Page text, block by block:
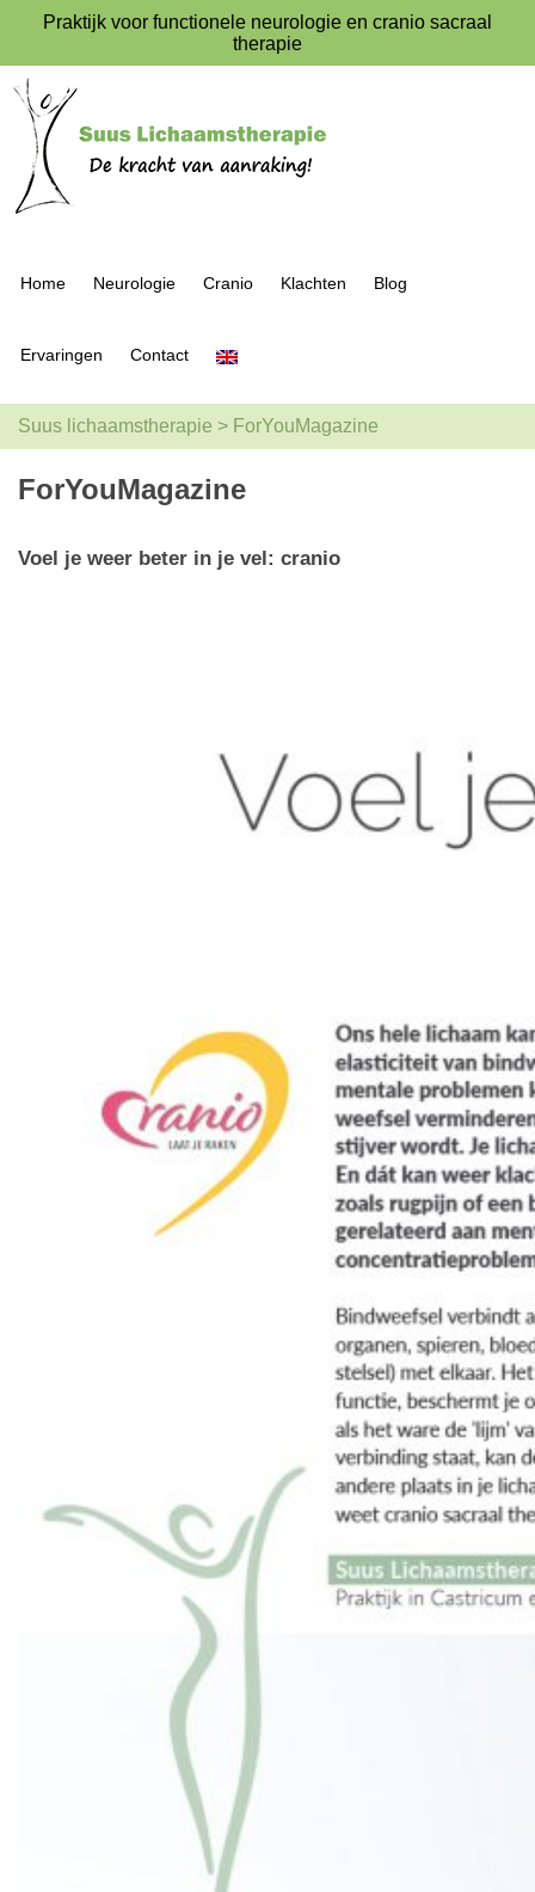
Praktijk voor functionele neurologie en cranio sacraal
therapie
Home Neurologie Cranio Klachten Blog
Ervaringen Contact
Suus lichaamstherapie > ForYouMagazine
ForYouMagazine
Voel je weer beter in je vel: cranio